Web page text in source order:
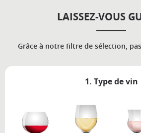
LAISSEZ-VOUS
Grâce à notre filtre de sélection,
1. Type de vin